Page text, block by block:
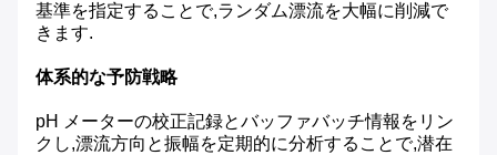
基準を指定することで,ランダム漂流を大幅に削減で
きます.
体系的な予防戦略
pH メーターの校正記録とバッファバッチ情報をリン
クし,漂流方向と振幅を定期的に分析することで,潜在